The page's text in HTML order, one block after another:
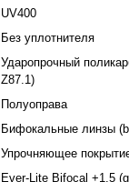
UV400
Без уплотнителя
Ударопрочный
Z87.1)
Полуоправа
Бифокальные линзы
Упрочняющее
Ever-Lite Bifocal +1.5